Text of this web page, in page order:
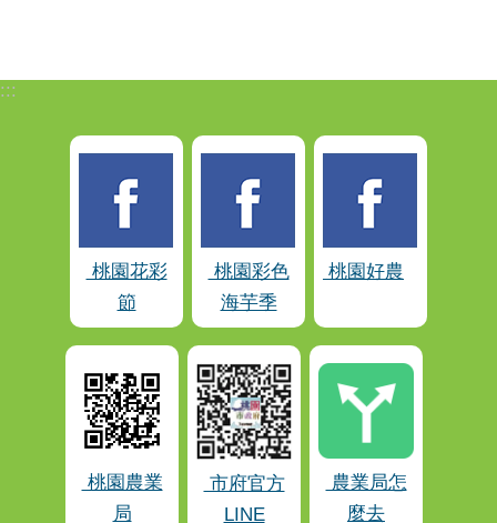
:::
桃園花彩
節
桃園彩色
海芋季
桃園好農
桃園農業
局
市府官方
LINE
農業局怎
麼去